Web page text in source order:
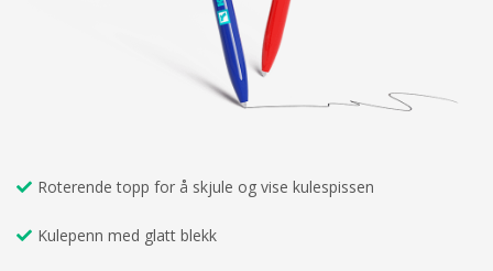
Roterende topp for å skjule og vise kulespissen
Kulepenn med glatt blekk